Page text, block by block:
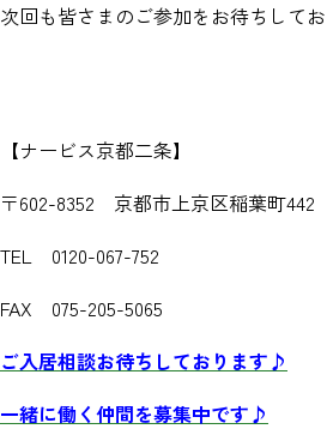
次回も皆さまのご参加をお待ちしてお
【ナービス京都二条】
〒602-8352 京都市上京区稲葉町442
TEL 0120-067-752
FAX 075-205-5065
ご入居相談お待ちしております♪
一緒に働く仲間を募集中です♪